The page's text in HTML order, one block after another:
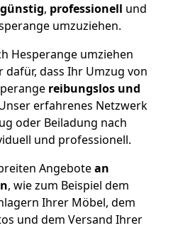
günstig, professionell und
umzuziehen.
Hesperange umziehen
dass Ihr Umzug von
reibungslos und
erfahrenes Netzwerk
oder Beiladung nach
und professionell.
Angebotean
, wie zum Beispiel dem
Ihrer Möbel, dem
und dem Versand Ihrer